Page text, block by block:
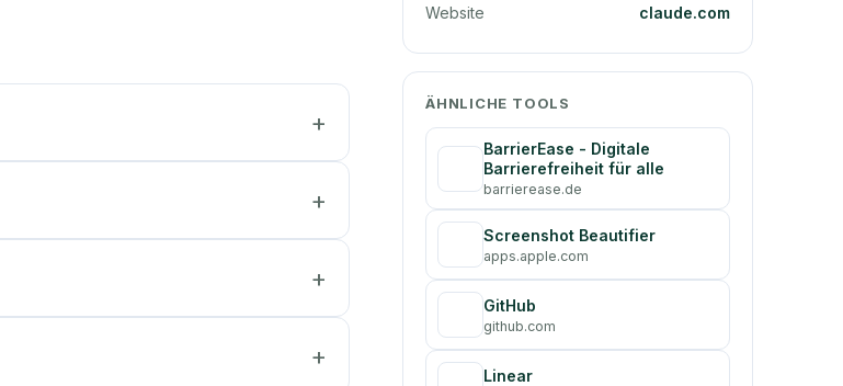
Website
claude.com
ÄHNLICHE TOOLS
BarrierEase - Digitale
Barrierefreiheit für alle
barrierease.de
Screenshot Beautifier
apps.apple.com
GitHub
github.com
Linear